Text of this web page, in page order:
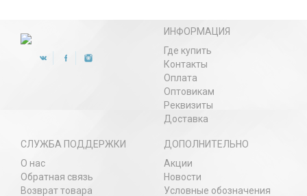
ИНФОРМАЦИЯ
Где купить
Контакты
Оплата
Оптовикам
Реквизиты
Доставка
СЛУЖБА ПОДДЕРЖКИ
О нас
Обратная связь
Возврат товара
ДОПОЛНИТЕЛЬНО
Акции
Новости
Условные обозначения